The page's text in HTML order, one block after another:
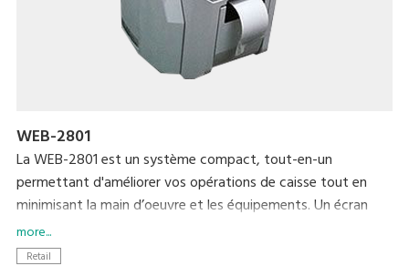
WEB-2801
La WEB-2801 est un système compact, tout-en-un
permettant d'améliorer vos opérations de caisse tout en
minimisant la main d’oeuvre et les équipements. Un écran
tactile 12 pouces et une imprimante thermique intégrée
rendent vos opérations quotidiennes simples et faciles. Un
more...
Retail